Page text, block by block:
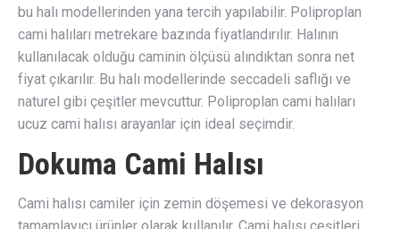
bu halı modellerinden yana tercih yapılabilir. Poliproplan
cami halıları metrekare bazında fiyatlandırılır. Halının
kullanılacak olduğu caminin ölçüsü alındıktan sonra net
fiyat çıkarılır. Bu halı modellerinde seccadeli saflığı ve
naturel gibi çeşitler mevcuttur. Poliproplan cami halıları
ucuz cami halısı arayanlar için ideal seçimdir.
Dokuma Cami Halısı
Cami halısı camiler için zemin döşemesi ve dekorasyon